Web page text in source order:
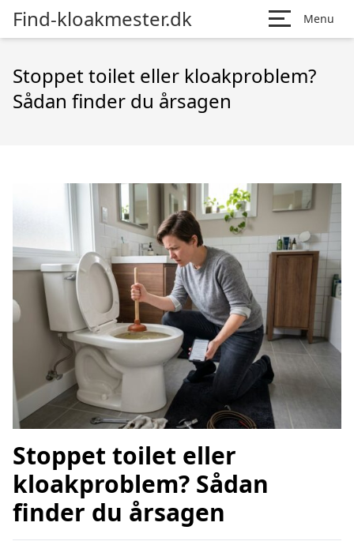
Find-kloakmester.dk Menu
Stoppet toilet eller kloakproblem?
Sådan finder du årsagen
Stoppet toilet eller
kloakproblem? Sådan
finder du årsagen